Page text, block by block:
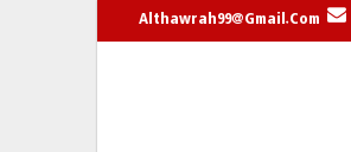
Althawrah99@gmail.com